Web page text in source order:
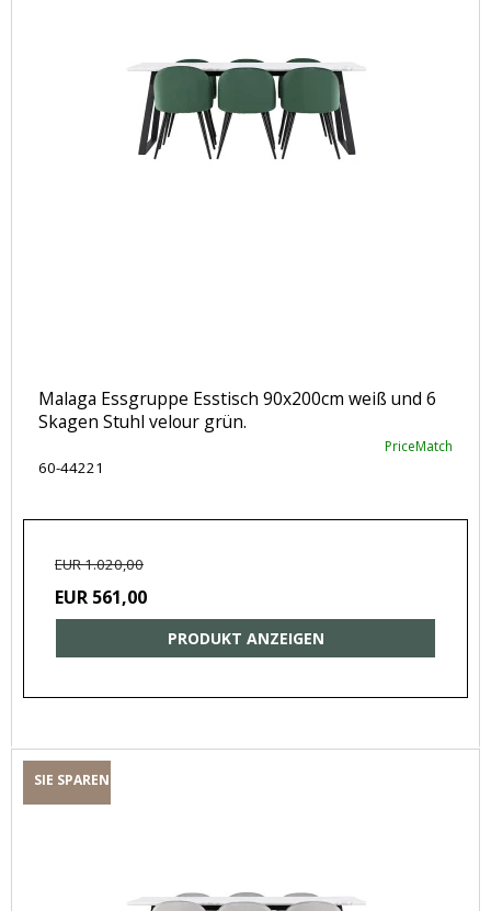
Malaga Essgruppe Esstisch 90x200cm weiß und 6
Skagen Stuhl velour grün.
PriceMatch
60-44221
EUR 1.020,00
EUR 561,00
PRODUKT ANZEIGEN
SIE SPAREN